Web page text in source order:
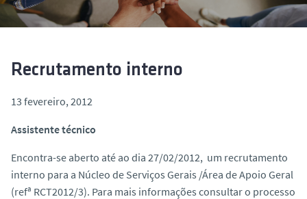
a
Recrutamento interno
13 fevereiro, 2012
Assistente técnico
Encontra-se aberto até ao dia 27/02/2012, um recrutamento
interno para a Núcleo de Serviços Gerais /Área de Apoio Geral
(refª RCT2012/3). Para mais informações consultar o processo